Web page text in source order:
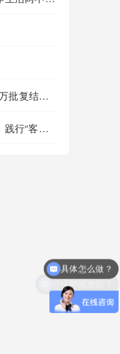
「摩托车不装GPS」10分钟出12万批复结果，即办即走！?
泰优汇之光：倪阿姨的温暖之旅，践行“客户至上”的典范?
什么时候放款？